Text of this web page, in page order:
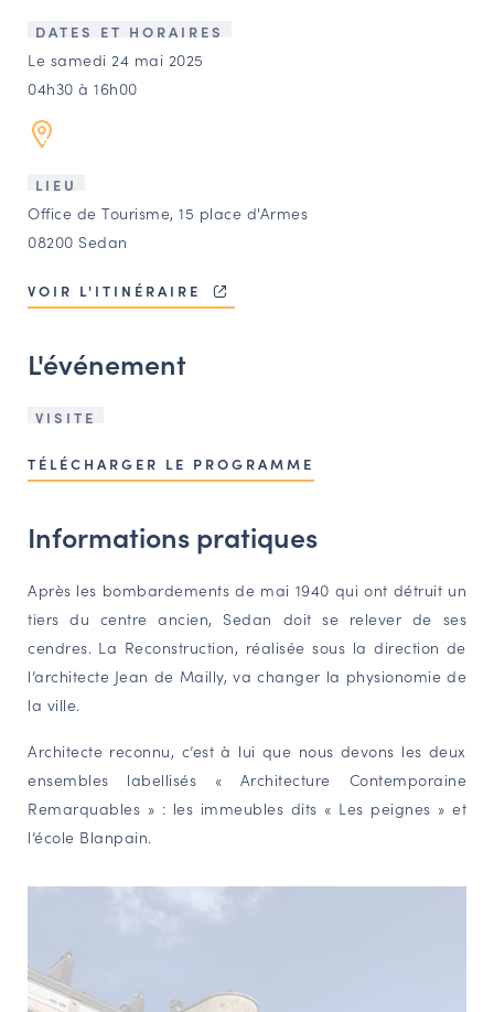
CONTACT
Agenda
Annuaire
Ressources
OFFRES D’EMPLOI ET DE STAGE
OUTILS EN LIGNE
Espace acteurs
PORTAIL CULTURE
Comité d'Histoire Régionale
Service Inventaire et Patrimoines de la Région Grand Est
VOUS ÊTES…
Amateurs d’histoire et de patrimoine
Responsables de structures
DATES ET HORAIRES
Le samedi 24 mai 2025
04h30 à 16h00
LIEU
Office de Tourisme, 15 place d'Armes
08200 Sedan
VOIR L'ITINÉRAIRE
L'événement
VISITE
TÉLÉCHARGER LE PROGRAMME
Informations pratiques
Après les bombardements de mai 1940 qui ont détruit un
tiers du centre ancien, Sedan doit se relever de ses
cendres. La Reconstruction, réalisée sous la direction de
l’architecte Jean de Mailly, va changer la physionomie de
la ville.
Architecte reconnu, c’est à lui que nous devons les deux
ensembles labellisés « Architecture Contemporaine
Remarquables » : les immeubles dits « Les peignes » et
l’école Blanpain.